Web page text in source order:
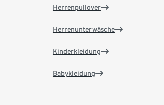
Herrenpullover
Herrenunterwäsche
Kinderkleidung
Babykleidung